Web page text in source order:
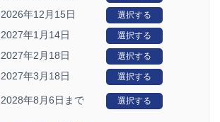
2026年12月15日 選択する
2027年1月14日 選択する
2027年2月18日 選択する
2027年3月18日 選択する
2028年8月6日まで 選択する